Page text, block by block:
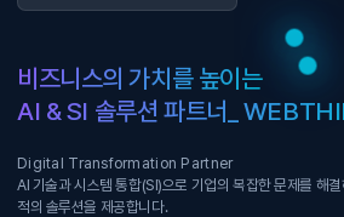
비즈니스의 가치를 높이는
AI & SI 솔루션 파트너_
Digital Transformation Partner
AI 기술과 시스템 통합(SI)으로 기업의 복잡한 문제를 해
적의 솔루션을 제공합니다.